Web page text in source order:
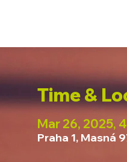
Time &
Mar 26, 2025,
Praha 1, Masná